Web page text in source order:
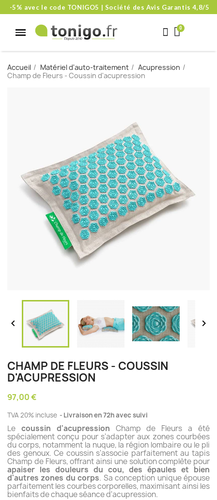
-5% avec le code TONIGO5 | Société des Avis Garantis 4,8/5
Accueil Matériel d'auto-traitement
Acupression
Champ de Fleurs - Coussin d'acupression
 
CHAMP DE FLEURS - COUSSIN
D'ACUPRESSION
97,00 €
TVA 20% incluse Livraison en 72h avec suivi
Le coussin d'acupression Champ de Fleurs a été
spécialement conçu pour s'adapter aux zones courbées
du corps, notamment la nuque, la région lombaire ou le pli
des genoux. Ce coussin s'associe parfaitement au tapis
Champ de Fleurs, offrant ainsi une solution complète pour
apaiser les douleurs du cou, des épaules et bien
d'autres zones du corps. Sa conception unique épouse
parfaitement les courbes corporelles, maximisant ainsi les
bienfaits de chaque séance d'acupression.